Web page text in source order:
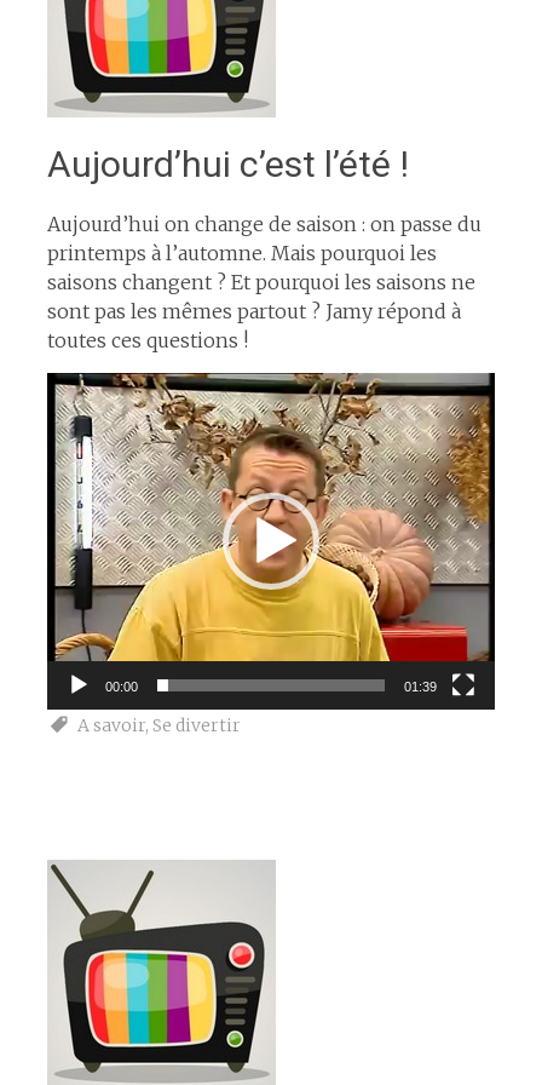
Aujourd’hui c’est l’été !
Aujourd’hui on change de saison : on passe du
printemps à l’automne. Mais pourquoi les
saisons changent ? Et pourquoi les saisons ne
sont pas les mêmes partout ? Jamy répond à
toutes ces questions !
Lecteur
vidéo
00:00 01:39
A savoir, Se divertir